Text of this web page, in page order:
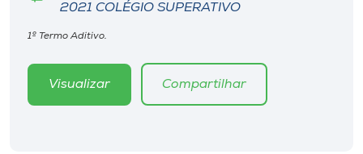
2021 COLÉGIO SUPERATIVO
1º Termo Aditivo.
Visualizar Compartilhar